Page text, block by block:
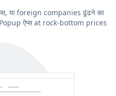
या foreign companies ढूंढने का
ऐप्स at rock-bottom prices